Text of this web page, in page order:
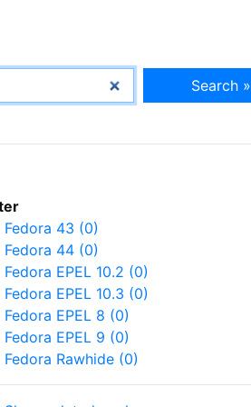
Search »
Fedora 43 (0)
Fedora 44 (0)
Fedora EPEL 10.2 (0)
Fedora EPEL 10.3 (0)
Fedora EPEL 8 (0)
Fedora EPEL 9 (0)
Fedora Rawhide (0)